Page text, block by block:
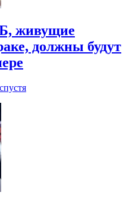
живущие
должны будут